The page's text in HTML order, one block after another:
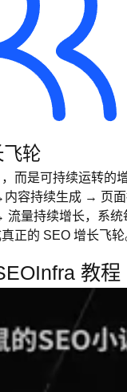
飞轮
而是可持续运转的
容持续生成 → 页
流量持续增长，系统
正的 SEO 增长飞轮
教程